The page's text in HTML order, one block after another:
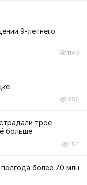
9-летнего
1149
958
трое
больше
154
более 70 млн